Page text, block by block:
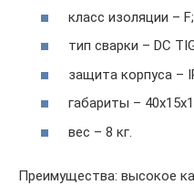
класс изоляции – F;
тип сварки – DC
защита корпуса –
габариты –
вес – 8 кг.
Преимущества: высокое